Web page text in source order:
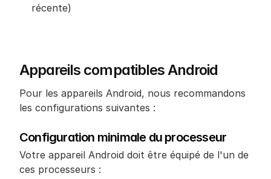
récente)
Appareils compatibles Android
Pour les appareils Android, nous recommandons
les configurations suivantes :
Configuration minimale du processeur
Votre appareil Android doit être équipé de l'un de
ces processeurs :